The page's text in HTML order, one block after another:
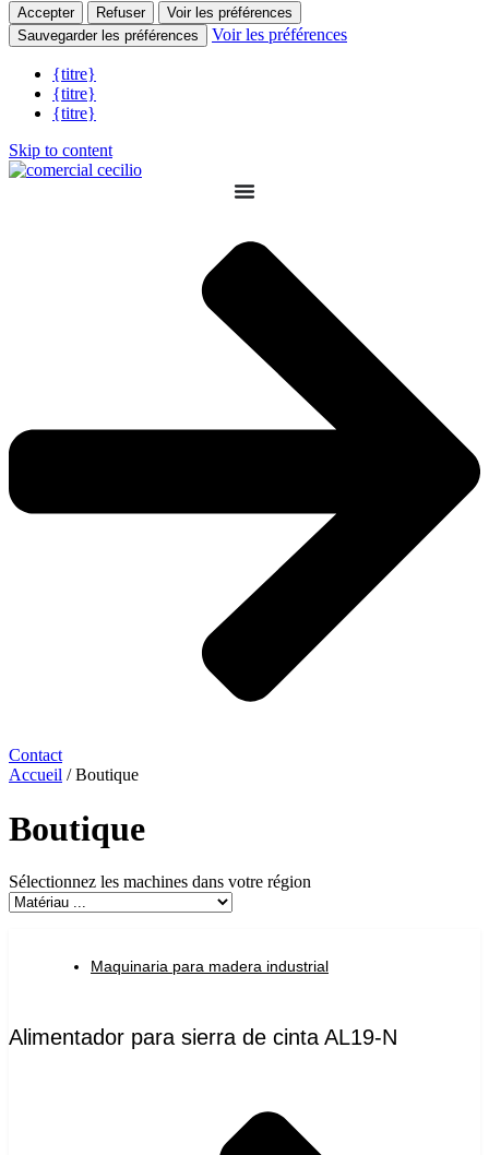
Accepter Refuser
Voir les préférences
Sauvegarder les préférences
Voir les préférences
{titre}
{titre}
{titre}
Skip to content
Contact
Accueil / Boutique
Boutique
Sélectionnez les machines dans votre région
Maquinaria para madera industrial
Alimentador para sierra de cinta AL19-N